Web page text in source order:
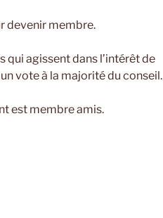
devenir membre.
agissent dans l’intérêt de
vote à la majorité du conseil.
est membre amis.